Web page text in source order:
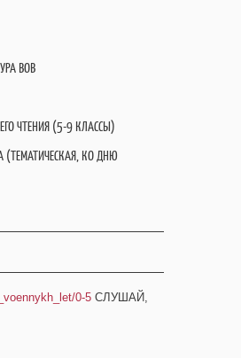
ВОВ
ЧТЕНИЯ (5-9 КЛАССЫ)
(ТЕМАТИЧЕСКАЯ, КО ДНЮ
0-5 СЛУШАЙ,